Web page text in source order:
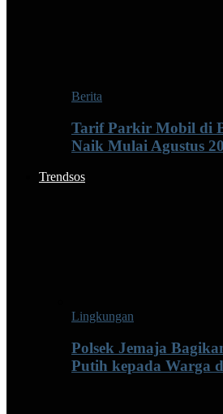
Berita
Tarif Parkir Mobil di
Naik Mulai Agustus
Trendsos
Lingkungan
Polsek Jemaja
Putih kepada Warga